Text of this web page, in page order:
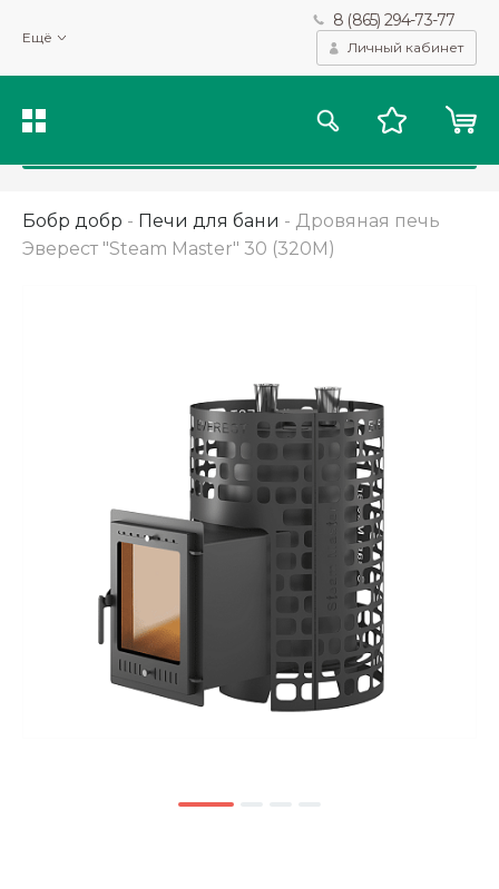
Ещё
8 (865) 294-73-77
Личный кабинет
Бобр добр - Печи для бани - Дровяная печь
Эверест "Steam Master" 30 (320М)
Мы используем файлы cookie и другие подобные технологии
для получения данных с целью сбора статистики, повышения
качества рекомендаций и предоставления вам возможности
персонализированного просмотра.Подробнее